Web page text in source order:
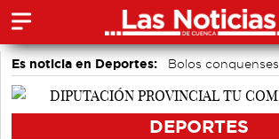
Es noticia en Deportes: Bolos conquenses
Área de Deportes
DEPORTES